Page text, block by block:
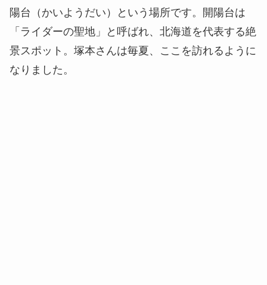
陽台（かいようだい）という場所です。開陽台は
「ライダーの聖地」と呼ばれ、北海道を代表する絶
景スポット。塚本さんは毎夏、ここを訪れるように
なりました。